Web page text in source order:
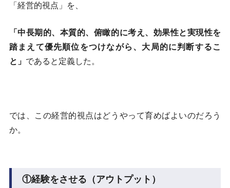
「経営的視点」を、
「中長期的、本質的、俯瞰的に考え、効果性と実現性を
踏まえて優先順位をつけながら、大局的に判断するこ
と」 であると定義した。
では、この経営的視点はどうやって育めばよいのだろう
か。
①経験をさせる（アウトプット）